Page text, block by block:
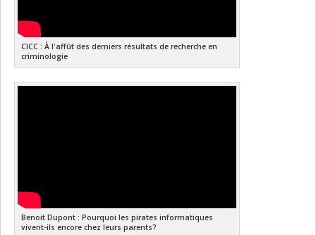
CICC : À l'affût des derniers résultats de recherche en
criminologie
Benoit Dupont : Pourquoi les pirates informatiques
vivent-ils encore chez leurs parents?